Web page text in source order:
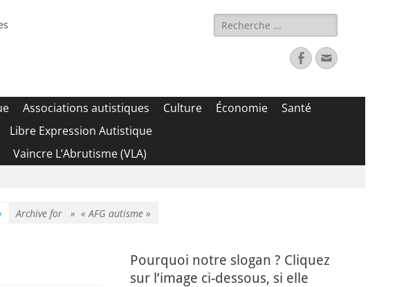
Rechercher :
FacebookAdresse
de
Associations autistiques Culture Économie
Santé
Libre Expression Autistique
Vaincre L’Abrutisme (VLA)
Archive for » « AFG autisme »
Pourquoi notre slogan ? Cliquez
sur l’image ci-dessous, si elle